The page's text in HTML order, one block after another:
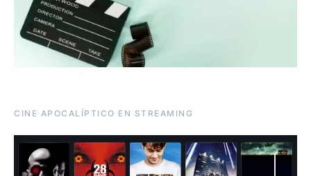
CINE APOCALÍPTICO EN STREAMING